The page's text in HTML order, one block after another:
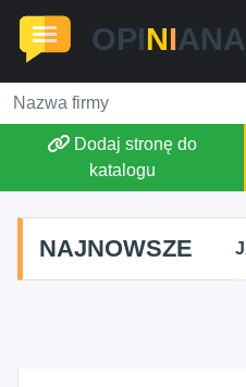
OPINIANA
Dodaj stronę do
katalogu
NAJNOWSZE
MARTA BRACHA